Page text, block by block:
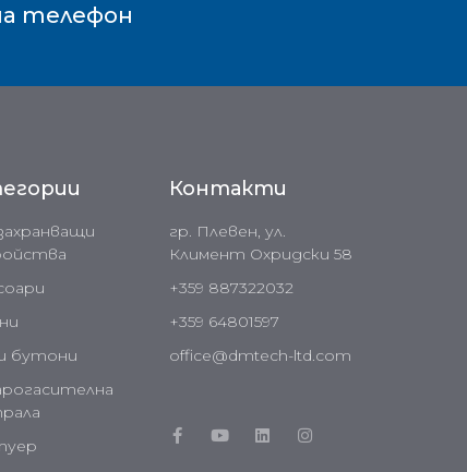
телефон
бутони
Контакти
гр. Плевен, ул.
Климент Охридски 58
+359 887322032
+359 64801597
office@dmtech-ltd.com